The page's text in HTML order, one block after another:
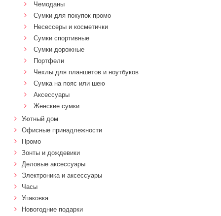
Чемоданы
Сумки для покупок промо
Несессеры и косметички
Сумки спортивные
Сумки дорожные
Портфели
Чехлы для планшетов и ноутбуков
Сумка на пояс или шею
Аксессуары
Женские сумки
Уютный дом
Офисные принадлежности
Промо
Зонты и дождевики
Деловые аксессуары
Электроника и аксессуары
Часы
Упаковка
Новогодние подарки